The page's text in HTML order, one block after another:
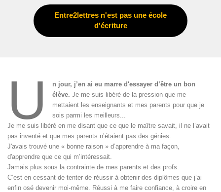
Entre2lettres n'est pas une école
d'écriture
U
n jour, j’en ai eu marre d'essayer d’être un bon
élève.Je me suis libéré de la pression que me
mettaient les enseignants et mes parents pour que je
sois parmi les meilleurs...
Je me suis libéré en me disant que ce que le maître savait, il ne l’avait
pas inventé et que mes parents n’étaient pas des génies.
J'avais trouvé une « bonne raison » d’apprendre à ma façon,
d'apprendre que ce qui m’intéressait.
Jamais plus sous la contrainte de mes parents et des profs.
C’est en cessant de tenter de réussir à obtenir des diplômes que j’ai
enfin osé devenir moi-même. Réussi à me faire confiance, à croire en